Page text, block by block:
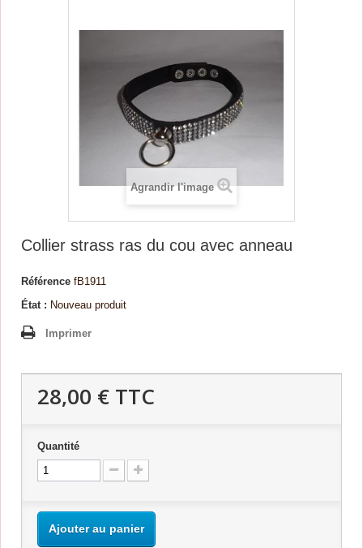
Agrandir l'image
Collier strass ras du cou avec anneau
Référence fB1911
État : Nouveau produit
Imprimer
28,00 € TTC
Quantité
Ajouter au panier